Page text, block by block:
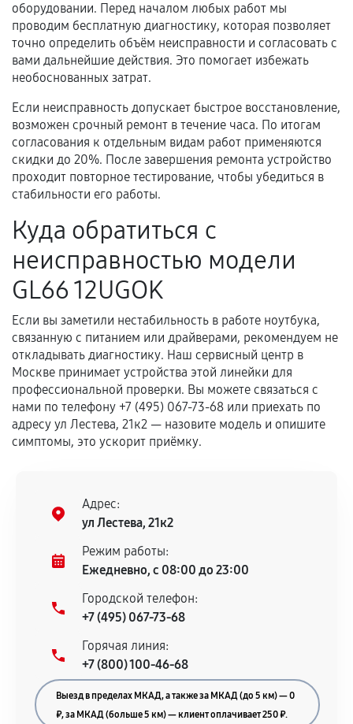
оборудовании. Перед началом любых работ мы
проводим бесплатную диагностику, которая позволяет
точно определить объём неисправности и согласовать с
вами дальнейшие действия. Это помогает избежать
необоснованных затрат.
Если неисправность допускает быстрое восстановление,
возможен срочный ремонт в течение часа. По итогам
согласования к отдельным видам работ применяются
скидки до 20%. После завершения ремонта устройство
проходит повторное тестирование, чтобы убедиться в
стабильности его работы.
Куда обратиться с
неисправностью модели
GL66 12UGOK
Если вы заметили нестабильность в работе ноутбука,
связанную с питанием или драйверами, рекомендуем не
откладывать диагностику. Наш сервисный центр в
Москве принимает устройства этой линейки для
профессиональной проверки. Вы можете связаться с
нами по телефону +7 (495) 067-73-68 или приехать по
адресу ул Лестева, 21к2 — назовите модель и опишите
симптомы, это ускорит приёмку.
Адрес:
ул Лестева, 21к2
Режим работы:
Ежедневно, с 08:00 до 23:00
Городской телефон:
+7 (495) 067-73-68
Горячая линия:
+7 (800) 100-46-68
Выезд в пределах МКАД, а также за МКАД (до 5 км) — 0
₽, за МКАД (больше 5 км) — клиент оплачивает 250 ₽.